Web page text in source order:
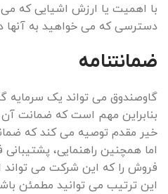
با اهمیت یا ارزش اشیایی که
دسترسی که می خواهید به آنها
ضمانتنامه
گاوصندوق می تواند یک سرمایه
بنابراین مهم است که ضمانت آن
خیر مقدم توصیه می کند که
اما همچنین راهنمایی،
فروش را که این شرکت می تواند
این ترتیب می توانید مطمئن